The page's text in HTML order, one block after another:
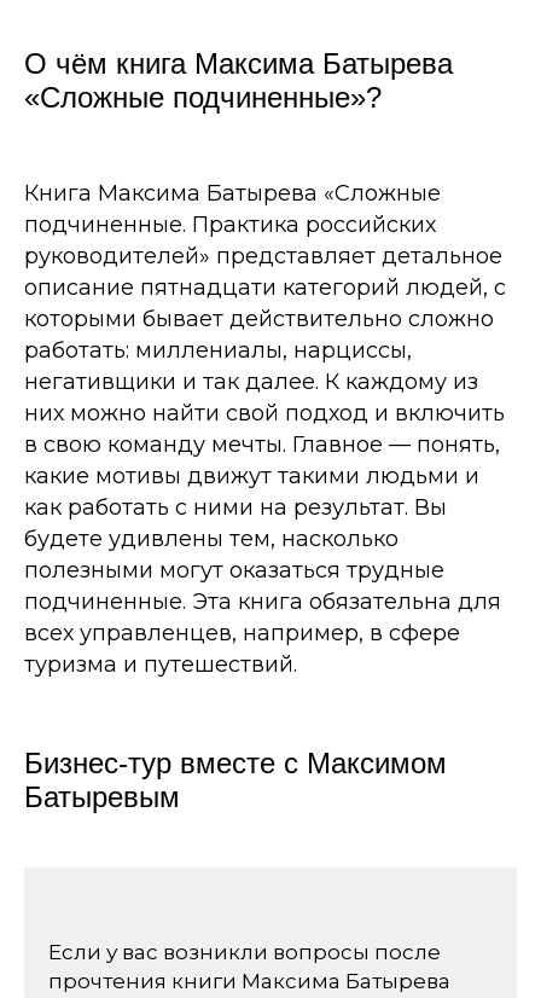
О чём книга Максима Батырева
«Сложные подчиненные»?
Книга Максима Батырева «Сложные
подчиненные. Практика российских
руководителей» представляет детальное
описание пятнадцати категорий людей, с
которыми бывает действительно сложно
работать: миллениалы, нарциссы,
негативщики и так далее. К каждому из
них можно найти свой подход и включить
в свою команду мечты. Главное — понять,
какие мотивы движут такими людьми и
как работать с ними на результат. Вы
будете удивлены тем, насколько
полезными могут оказаться трудные
подчиненные. Эта книга обязательна для
всех управленцев, например, в сфере
туризма и путешествий.
Бизнес-тур вместе с Максимом
Батыревым
Если у вас возникли вопросы после
прочтения книги Максима Батырева